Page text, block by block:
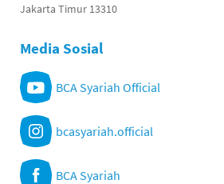
Jakarta Timur 13310
Media Sosial
BCA Syariah Official
bcasyariah.official
BCA Syariah